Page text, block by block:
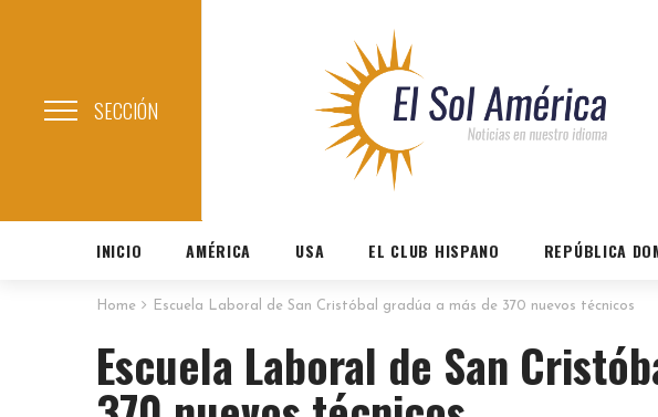
SECCIÓN
INICIO AMÉRICA USA EL CLUB HISPANO REPÚBLICA
Home Escuela Laboral de San Cristóbal gradúa a más de 370 nuevos técnicos
Escuela Laboral de San